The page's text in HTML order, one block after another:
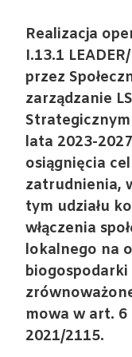
Realizacja
I.13.1
przez
zarządzanie
lata 2023-
osiągnięcia
zatrudnienia,
tym udziału
włączenia
lokalnego na
mowa w art.
2021/2115.